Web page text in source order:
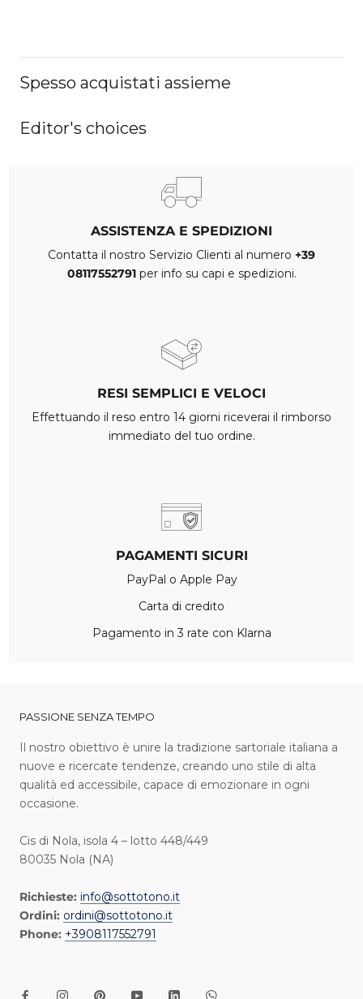
Spesso acquistati assieme
Editor's choices
ASSISTENZA E SPEDIZIONI
Contatta il nostro Servizio Clienti al numero +39
08117552791 per info su capi e spedizioni.
RESI SEMPLICI E VELOCI
Effettuando il reso entro 14 giorni riceverai il rimborso
immediato del tuo ordine.
PAGAMENTI SICURI
PayPal o Apple Pay
Carta di credito
Pagamento in 3 rate con Klarna
PASSIONE SENZA TEMPO
I l nostro obiettivo è unire la tradizione sartoriale italiana a
nuove e ricercate tendenze, creando uno stile di alta
qualità ed accessibile, capace di emozionare in ogni
occasione.
Cis di Nola, isola 4 – lotto 448/449
80035 Nola (NA)
Richieste: info@sottotono.it
Ordini: ordini@sottotono.it
Phone: +3908117552791